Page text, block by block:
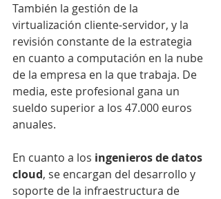
También la gestión de la
virtualización cliente-servidor, y la
revisión constante de la estrategia
en cuanto a computación en la nube
de la empresa en la que trabaja. De
media, este profesional gana un
sueldo superior a los 47.000 euros
anuales.
En cuanto a los ingenieros de datos
cloud, se encargan del desarrollo y
soporte de la infraestructura de